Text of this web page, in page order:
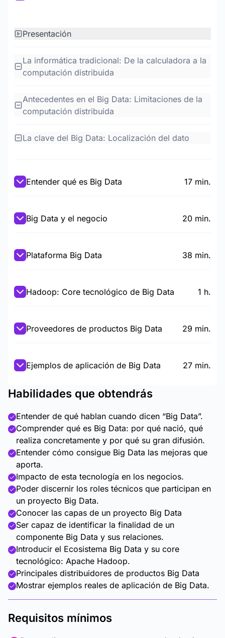
Presentación
La informática tradicional: De la calculadora a la
computación distribuida
Antecedentes en el Big Data: Limitaciones de la
computación distribuida
La clave del Big Data: Localización del dato
Entender qué es Big Data 17 min.
Big Data y el negocio 20 min.
Plataforma Big Data 38 min.
Hadoop: Core tecnológico de Big Data 1 h.
Proveedores de productos Big Data 29 min.
Ejemplos de aplicación de Big Data 27 min.
Habilidades que obtendrás
Entender de qué hablan cuando dicen “Big Data”.
Comprender qué es Big Data: por qué nació, qué
realiza concretamente y por qué su gran difusión.
Entender cómo consigue Big Data las mejoras que
aporta.
Impacto de esta tecnología en los negocios.
Poder discernir los roles técnicos que participan en
un proyecto Big Data.
Conocer las capas de un proyecto Big Data
Ser capaz de identificar la finalidad de un
componente Big Data y sus relaciones.
Introducir el Ecosistema Big Data y su core
tecnológico: Apache Hadoop.
Principales distribuidores de productos Big Data
Mostrar ejemplos reales de aplicación de Big Data.
Requisitos mínimos